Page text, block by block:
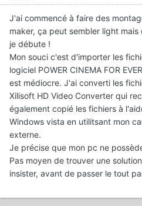
J'ai commencé à faire des
maker, ça peut sembler light
je débute !
Mon souci c'est d'importer les
logiciel POWER CINEMA FOR
est médiocre. J'ai converti les
Xilisoft HD Video Converter qui
également copié les fichiers à
Windows vista en utilitsant mon
externe.
Je précise que mon pc ne
Pas moyen de trouver une
insister, avant de passer le tout